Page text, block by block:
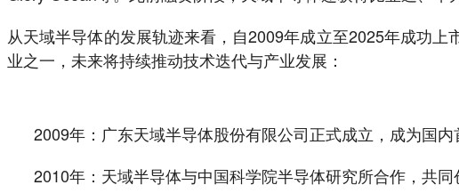
从天域半导体的发展轨迹来看，自2009年成立至2025年成功
业之一，未来将持续推动技术迭代与产业发展：
2009年：广东天域半导体股份有限公司正式成立，成为国
2010年：天域半导体与中国科学院半导体研究所合作，共